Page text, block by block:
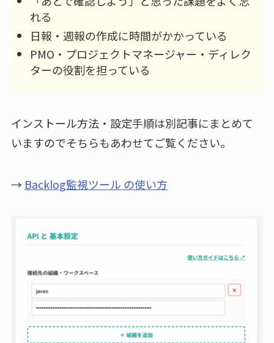
れる
日報・週報の作成に時間がかかっている
PMO・プロジェクトマネージャー・ディレク
ターの役割を担っている
インストール方法・設定手順は別記事にまとめて
いますのでそちらもあわせてご覧ください。
→ Backlog監視ツール の使い方